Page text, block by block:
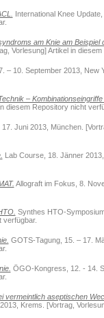
International Knee
am Knie am Beispiel
Vorlesung] Artikel in
– 10. September 2013, New
– Kombinationseingriffe
diesem Repository nicht
Juni 2013, München.
Lab Course, 18. Jänner
Allograft im Fokus, 8.
Synthes HTO-
verfügbar.
GOTS-Tagung, 15. – 17.
ÖGO-Kongress, 12. - 14.
vermeintlich aseptischen
Krems. [Vortrag,